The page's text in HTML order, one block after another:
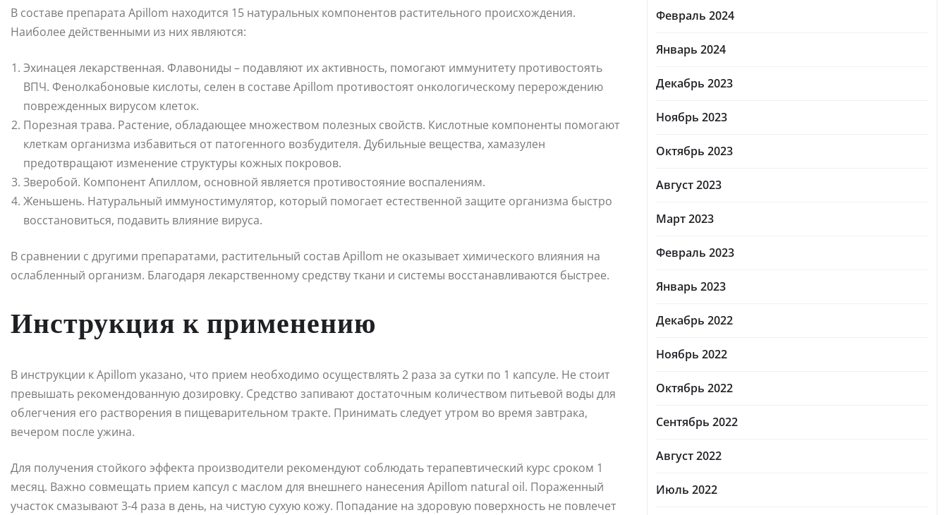
В составе препарата Apillom находится 15 натуральных компонентов растительного происхождения.
Наиболее действенными из них являются:
Эхинацея лекарственная. Флавониды – подавляют их активность, помогают иммунитету противостоять
ВПЧ. Фенолкабоновые кислоты, селен в составе Apillom противостоят онкологическому перерождению
поврежденных вирусом клеток.
Порезная трава. Растение, обладающее множеством полезных свойств. Кислотные компоненты помогают
клеткам организма избавиться от патогенного возбудителя. Дубильные вещества, хамазулен
предотвращают изменение структуры кожных покровов.
Зверобой. Компонент Апиллом, основной является противостояние воспалениям.
Женьшень. Натуральный иммуностимулятор, который помогает естественной защите организма быстро
восстановиться, подавить влияние вируса.
В сравнении с другими препаратами, растительный состав Apillom не оказывает химического влияния на
ослабленный организм. Благодаря лекарственному средству ткани и системы восстанавливаются быстрее.
Инструкция к применению
В инструкции к Apillom указано, что прием необходимо осуществлять 2 раза за сутки по 1 капсуле. Не стоит
превышать рекомендованную дозировку. Средство запивают достаточным количеством питьевой воды для
облегчения его растворения в пищеварительном тракте. Принимать следует утром во время завтрака,
вечером после ужина.
Для получения стойкого эффекта производители рекомендуют соблюдать терапевтический курс сроком 1
месяц. Важно совмещать прием капсул с маслом для внешнего нанесения Apillom natural oil. Пораженный
участок смазывают 3-4 раза в день, на чистую сухую кожу. Попадание на здоровую поверхность не повлечет
Февраль 2024
Январь 2024
Декабрь 2023
Ноябрь 2023
Октябрь 2023
Август 2023
Март 2023
Февраль 2023
Январь 2023
Декабрь 2022
Ноябрь 2022
Октябрь 2022
Сентябрь 2022
Август 2022
Июль 2022